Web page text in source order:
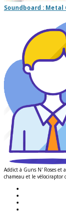
Soundboard : Metal
Addict à Guns N' Roses et
chameau et le vélociraptor